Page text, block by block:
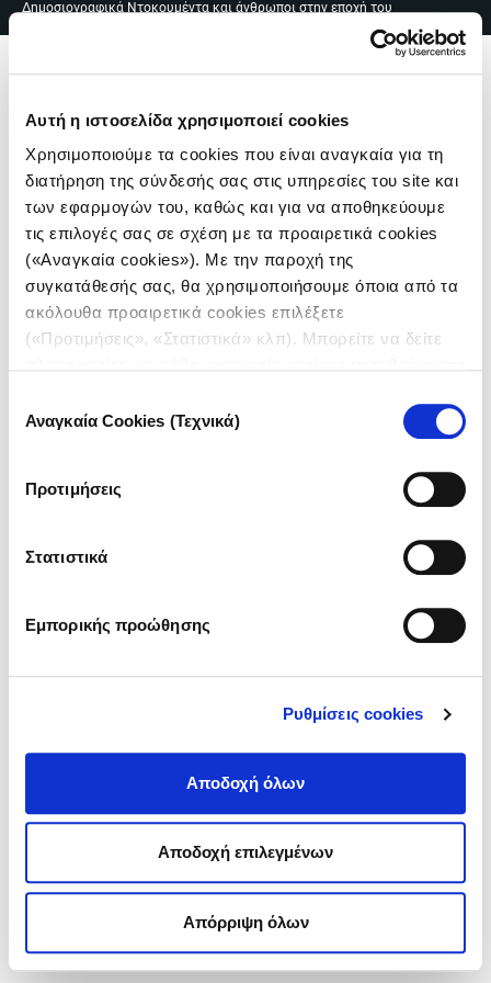
Αυτή η ιστοσελίδα χρησιμοποιεί cookies
Χρησιμοποιούμε τα cookies που είναι αναγκαία για τη
διατήρηση της σύνδεσής σας στις υπηρεσίες του site και
των εφαρμογών του, καθώς και για να αποθηκεύουμε
τις επιλογές σας σε σχέση με τα προαιρετικά cookies
(«Αναγκαία cookies»). Με την παροχή της
συγκατάθεσής σας, θα χρησιμοποιήσουμε όποια από τα
ακόλουθα προαιρετικά cookies επιλέξετε
(«Προτιμήσεις», «Στατιστικά» κλπ). Μπορείτε να δείτε
συγκατάθεσης
Αναγκαία Cookies (Τεχνικά)
Προτιμήσεις
Στατιστικά
Εμπορικής προώθησης
Ρυθμίσεις cookies
Αποδοχή όλων
Αποδοχή επιλεγμένων
Απόρριψη όλων
Skip
to
Δημοσιογραφικά Ντοκουμέντα και άνθρωποι στην εποχή του
EN | ΕΛ
Πλοήγηση
άρθρων
μάρκετ.
Ευγένιος Καλοφωλιάς
Πολιτική συναίνεσης